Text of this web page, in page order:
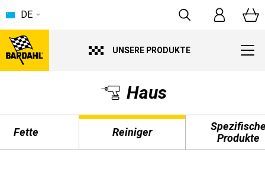
UNSERE PRODUKTE
DE
Haus
Fette Reiniger
Produkte